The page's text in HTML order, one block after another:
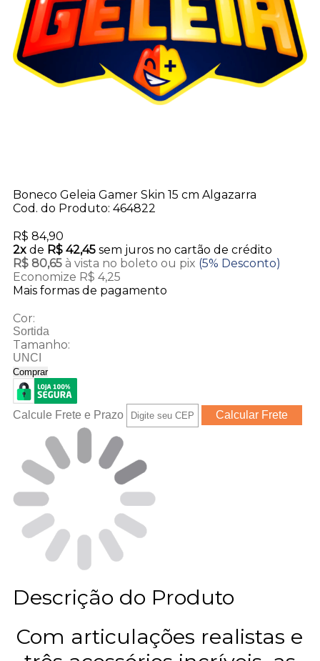
Boneco Geleia Gamer Skin 15 cm Algazarra
Cod. do Produto: 464822
R$ 84,90
2xde R$ 42,45 sem juros no cartão de crédito
R$ 80,65 à vista no boleto ou pix (5% Desconto)
Economize R$ 4,25
Mais formas de pagamento
Cor:
Sortida
Tamanho:
UNCI
Comprar
Calcule Frete e Prazo
Descrição do Produto
Com articulações realistas e